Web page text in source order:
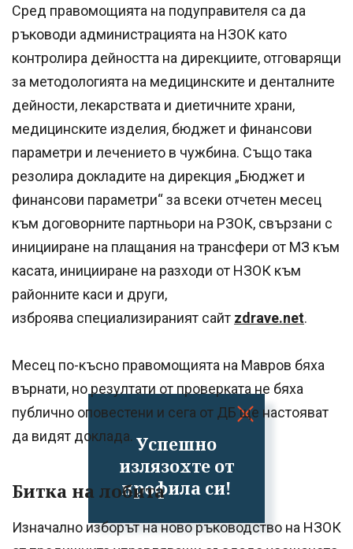
Успешно
излязохте от
профила си!
Сред правомощията на подуправителя са да
ръководи администрацията на НЗОК като
контролира дейността на дирекциите, отговарящи
за методологията на медицинските и денталните
дейности, лекарствата и диетичните храни,
медицинските изделия, бюджет и финансови
параметри и лечението в чужбина. Също така
резолира докладите на дирекция „Бюджет и
финансови параметри“ за всеки отчетен месец
към договорните партньори на РЗОК, свързани с
иницииране на плащания на трансфери от МЗ към
касата, иницииране на разходи от НЗОК към
районните каси и други,
изброява специализираният сайт zdrave.net.
Месец по-късно правомощията на Мавров бяха
върнати, но резултати от проверката не бяха
публично оповестени и сега от ДБ ще настояват
да видят доклада.
Битка на лобита
Изначално изборът на ново ръководство на НЗОК